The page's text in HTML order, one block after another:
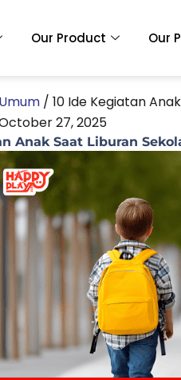
Our Product Our
Umum / 10 Ide Kegiatan
27, 2025
Anak Saat Liburan